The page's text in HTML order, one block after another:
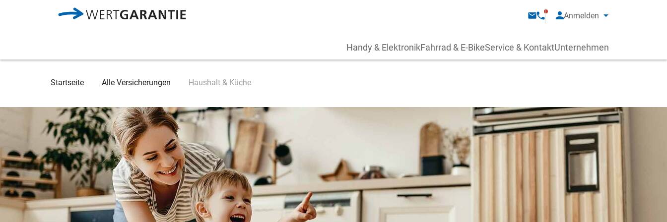
Anmelden
Handy & ElektronikFahrrad & E-BikeService & KontaktUnternehmen
Breadcrumb
Startseite Alle Versicherungen Haushalt & Küche